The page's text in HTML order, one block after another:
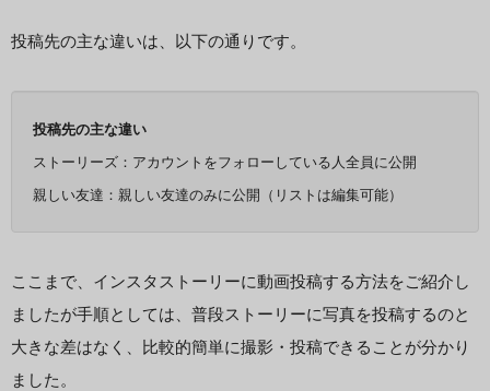
投稿先の主な違いは、以下の通りです。
投稿先の主な違い
ストーリーズ：アカウントをフォローしている人全員に公開
親しい友達：親しい友達のみに公開（リストは編集可能）
ここまで、インスタストーリーに動画投稿する方法をご紹介し
ましたが手順としては、普段ストーリーに写真を投稿するのと
大きな差はなく、比較的簡単に撮影・投稿できることが分かり
ました。